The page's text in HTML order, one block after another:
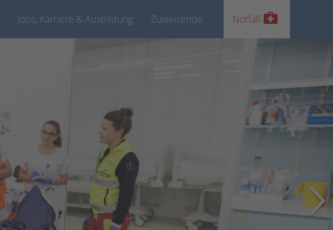
Jobs, Karriere & Ausbildung Zuweisende Notfall